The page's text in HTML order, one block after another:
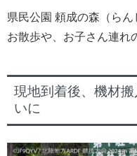
県民公園 頼成の森（ら
お散歩や、お子さん連れ
現地到着後、機材
いに